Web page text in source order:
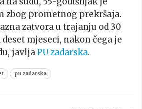
zbog prometnog prekršaja.
zatvora u trajanju od 30
mjeseci, nakon čega je
javljaPU zadarska.
pu zadarska